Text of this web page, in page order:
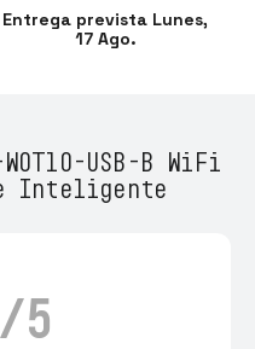
Entrega prevista Lunes,
17 Ago.
USB-B WiFi
Inteligente
/5